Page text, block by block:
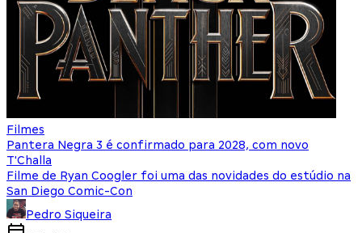
Filmes
Pantera Negra 3 é confirmado para 2028, com novo
T'Challa
Filme de Ryan Coogler foi uma das novidades do estúdio na
San Diego Comic-Con
Pedro Siqueira